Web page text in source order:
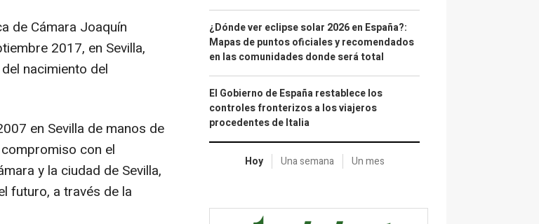
de Cámara Joaquín
2017, en Sevilla,
nacimiento del
en Sevilla de manos de
con el
y la ciudad de Sevilla,
futuro, a través de la
¿Dónde ver eclipse solar 2026 en España?:
Mapas de puntos oficiales y recomendados
en las comunidades donde será total
El Gobierno de España restablece los
controles fronterizos a los viajeros
procedentes de Italia
Hoy Una semana Un mes